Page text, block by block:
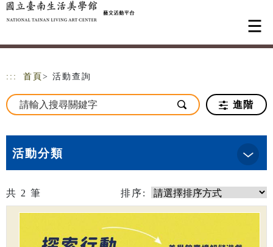
跳到主要內容
網站導覽
::: 首頁 > 活動查詢
進階
活動分類
共 2 筆 排序: